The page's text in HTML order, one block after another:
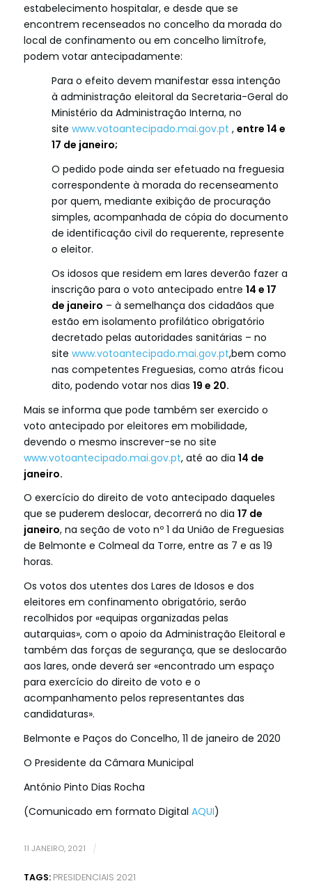
estabelecimento hospitalar, e desde que se
encontrem recenseados no concelho da morada do
local de confinamento ou em concelho limítrofe,
podem votar antecipadamente:
Para o efeito devem manifestar essa intenção
à administração eleitoral da Secretaria-Geral do
Ministério da Administração Interna, no
site www.votoantecipado.mai.gov.pt , entre 14 e
17 de janeiro;
O pedido pode ainda ser efetuado na freguesia
correspondente à morada do recenseamento
por quem, mediante exibição de procuração
simples, acompanhada de cópia do documento
de identificação civil do requerente, represente
o eleitor.
Os idosos que residem em lares deverão fazer a
inscrição para o voto antecipado entre 14 e 17
de janeiro – à semelhança dos cidadãos que
estão em isolamento profilático obrigatório
decretado pelas autoridades sanitárias – no
site www.votoantecipado.mai.gov.pt,bem como
nas competentes Freguesias, como atrás ficou
dito, podendo votar nos dias 19 e 20.
Mais se informa que pode também ser exercido o
voto antecipado por eleitores em mobilidade,
devendo o mesmo inscrever-se no site
www.votoantecipado.mai.gov.pt, até ao dia 14 de
janeiro.
O exercício do direito de voto antecipado daqueles
que se puderem deslocar, decorrerá no dia 17 de
janeiro, na seção de voto nº 1 da União de Freguesias
de Belmonte e Colmeal da Torre, entre as 7 e as 19
horas.
Os votos dos utentes dos Lares de Idosos e dos
eleitores em confinamento obrigatório, serão
recolhidos por «equipas organizadas pelas
autarquias», com o apoio da Administração Eleitoral e
também das forças de segurança, que se deslocarão
aos lares, onde deverá ser «encontrado um espaço
para exercício do direito de voto e o
acompanhamento pelos representantes das
candidaturas».
Belmonte e Paços do Concelho, 11 de janeiro de 2020
O Presidente da Câmara Municipal
António Pinto Dias Rocha
(Comunicado em formato Digital AQUI)
11 JANEIRO, 2021 /
TAGS: PRESIDENCIAIS 2021